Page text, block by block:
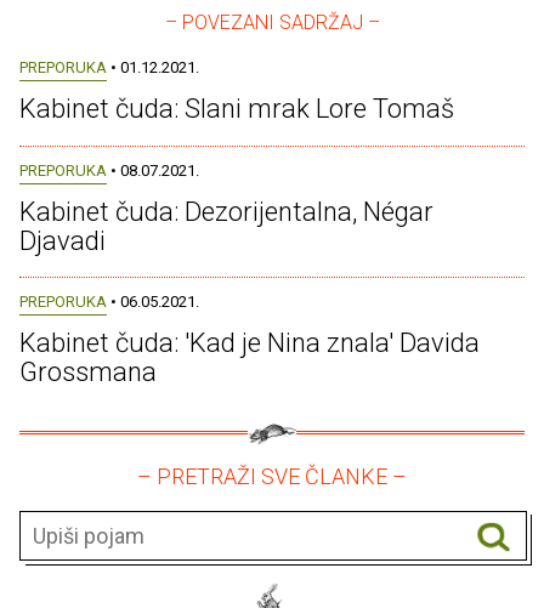
– POVEZANI SADRŽAJ –
PREPORUKA • 01.12.2021.
Kabinet čuda: Slani mrak Lore Tomaš
PREPORUKA • 08.07.2021.
Kabinet čuda: Dezorijentalna, Négar
Djavadi
PREPORUKA • 06.05.2021.
Kabinet čuda: 'Kad je Nina znala' Davida
Grossmana
– PRETRAŽI SVE ČLANKE –